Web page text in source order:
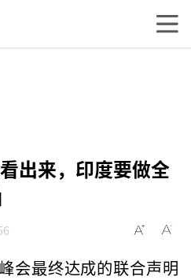
出来，印度要做全
会最终达成的联合声明